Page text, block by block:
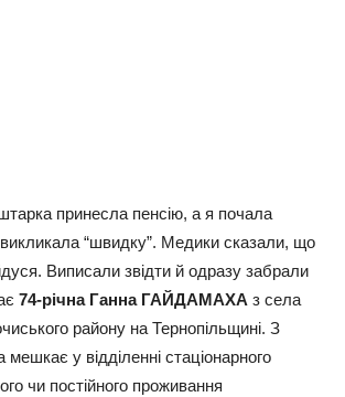
принесла пенсію, а я почала
“швидку”. Медики сказали, що
Виписали звідти й одразу забрали
74-річна Ганна ГАЙДАМАХА з села
району на Тернопільщині. З
мешкає у відділенні стаціонарного
чи постійного проживання